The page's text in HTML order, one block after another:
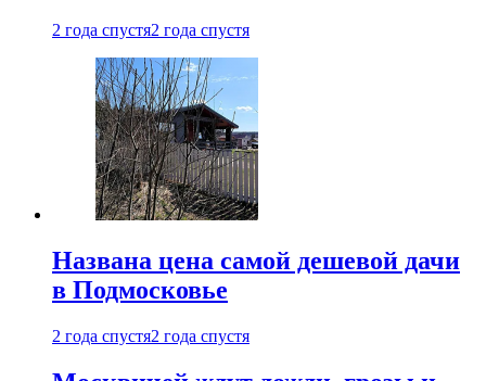
2 года спустя2 года спустя
Названа цена самой дешевой дачи
в Подмосковье
2 года спустя2 года спустя